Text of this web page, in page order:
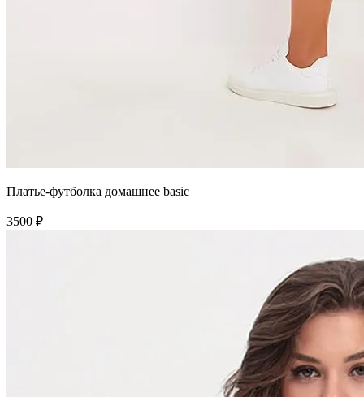
Платье-футболка домашнее basic
3500 ₽